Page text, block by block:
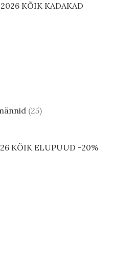
KÕIK KADAKAD
25
KÕIK ELUPUUD -20%